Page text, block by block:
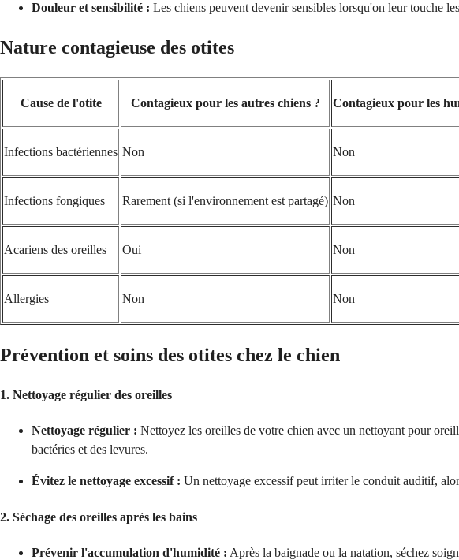
Douleur et sensibilité : Les chiens peuvent devenir sensibles lorsqu'on leur touche
Nature contagieuse des otites
Cause de l'otite Contagieux pour les autres chiens ? Contagieux pour les
Infections bactériennes Non Non
Infections fongiques Rarement (si l'environnement est partagé) Non
Acariens des oreilles Oui Non
Allergies Non Non
Prévention et soins des otites chez le chien
1. Nettoyage régulier des oreilles
Nettoyage régulier : Nettoyez les oreilles de votre chien avec un nettoyant pour
bactéries et des levures.
Évitez le nettoyage excessif : Un nettoyage excessif peut irriter le conduit auditif,
2. Séchage des oreilles après les bains
Prévenir l'accumulation d'humidité : Après la baignade ou la natation, séchez